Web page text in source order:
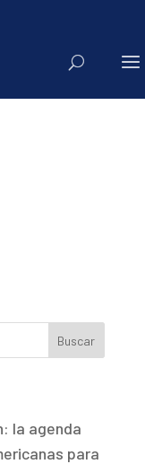
la agenda
para